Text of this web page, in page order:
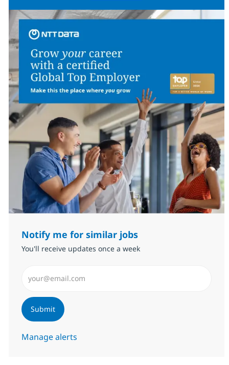
Notify me for similar jobs
You'll receive updates once a week
Submit
Manage alerts